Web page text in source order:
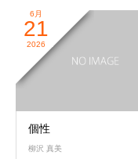
6月
21
2026
個性
柳沢 真美